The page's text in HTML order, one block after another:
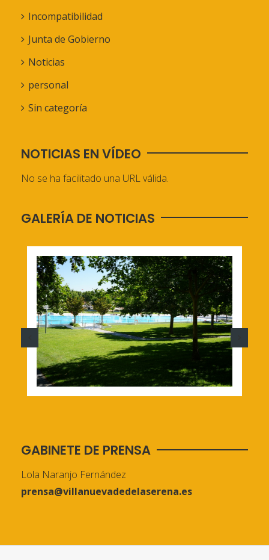
Incompatibilidad
Junta de Gobierno
Noticias
personal
Sin categoría
NOTICIAS EN VÍDEO
No se ha facilitado una URL válida.
GALERÍA DE NOTICIAS
GABINETE DE PRENSA
Lola Naranjo Fernández
prensa@villanuevadedelaserena.es